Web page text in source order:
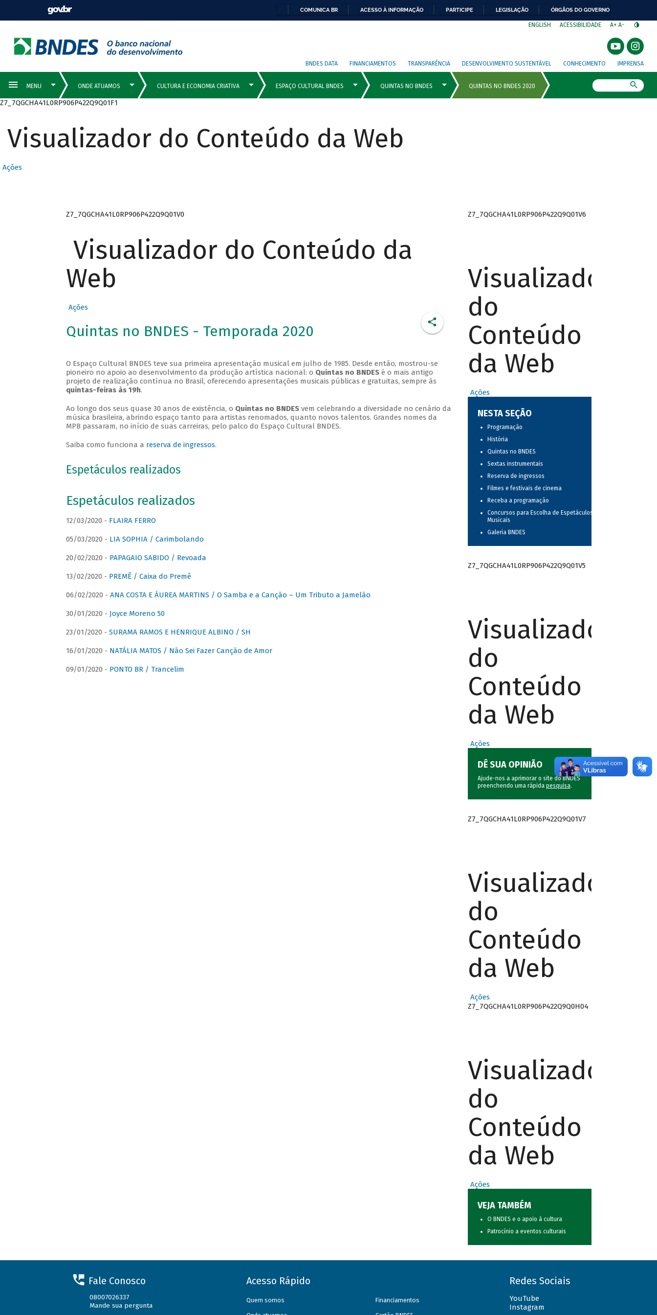
COMUNICA BR ACESSO À INFORMAÇÃO PARTICIPE LEGISLAÇÃO ÓRGÃOS DO GOVERNO
ENGLISH ACESSIBILIDADE A+ A-
BNDES DATA FINANCIAMENTOS TRANSPARÊNCIA DESENVOLVIMENTO SUSTENTÁVEL CONHECIMENTO IMPRENSA
Z7_7QGCHA41L0RP906P422Q9Q01F1
Visualizador do Conteúdo da Web
Ações
Z7_7QGCHA41L0RP906P422Q9Q01V0
Visualizador do Conteúdo da
Web
Ações
Quintas no BNDES - Temporada 2020
O Espaço Cultural BNDES teve sua primeira apresentação musical em julho de 1985. Desde então, mostrou-se
pioneiro no apoio ao desenvolvimento da produção artística nacional: o Quintas no BNDESé o mais antigo
projeto de realização contínua no Brasil, oferecendo apresentações musicais públicas e gratuitas, sempre às
quintas-feiras às 19h.
Ao longo dos seus quase 30 anos de existência, o Quintas no BNDESvem celebrando a diversidade no cenário da
música brasileira, abrindo espaço tanto para artistas renomados, quanto novos talentos. Grandes nomes da
MPB passaram, no início de suas carreiras, pelo palco do Espaço Cultural BNDES.
Saiba como funciona a reserva de ingressos.
Espetáculos realizados
Espetáculos realizados
12/03/2020 - FLAIRA FERRO
05/03/2020 - LIA SOPHIA / Carimbolando
20/02/2020 - PAPAGAIO SABIDO / Revoada
13/02/2020 - PREMÊ / Caixa do Premê
06/02/2020 - ANA COSTA E ÁUREA MARTINS / O Samba e a Canção – Um Tributo a Jamelão
30/01/2020 - Joyce Moreno 50
23/01/2020 - SURAMA RAMOS E HENRIQUE ALBINO / SH
16/01/2020 - NATÁLIA MATOS / Não Sei Fazer Canção de Amor
09/01/2020 - PONTO BR / Trancelim
Z7_7QGCHA41L0RP906P422Q9Q01V6
Visualizador
do
Conteúdo
da Web
Ações
NESTA SEÇÃO
Programação
História
Quintas no BNDES
Sextas instrumentais
Reserva de ingressos
Filmes e festivais de cinema
Receba a programação
Concursos para Escolha de Espetáculos
Musicais
Galeria BNDES
Z7_7QGCHA41L0RP906P422Q9Q01V5
Visualizador
do
Conteúdo
da Web
Ações
DÊ SUA OPINIÃO
Ajude-nos a aprimorar o site do BNDES
preenchendo uma rápida pesquisa.
Z7_7QGCHA41L0RP906P422Q9Q01V7
Visualizador
do
Conteúdo
da Web
Ações
Z7_7QGCHA41L0RP906P422Q9Q0H04
Visualizador
do
Conteúdo
da Web
Ações
VEJA TAMBÉM
O BNDES e o apoio à cultura
Patrocínio a eventos culturais
Fale Conosco
08007026337
Mande sua pergunta
Acesso Rápido
Quem somos Financiamentos
Redes Sociais
YouTube
Instagram